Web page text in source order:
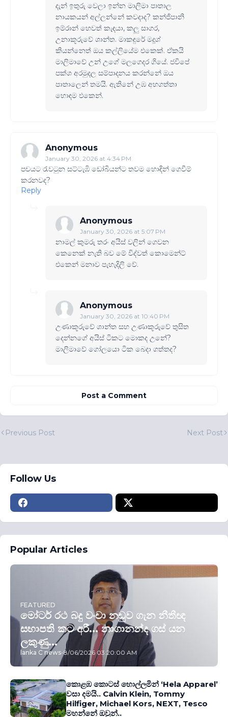
දැන් ඉතුරු වෙලා ඉන්න මාලිමා පාතාල
නායකයන් අල්ලන්නේ කවදාද? කන්ජිපානි
ඉම්රාන් හෙවත් කැඳයා, කලු සාගර,
උනාකූරුවේ ශාන්ත. මාකඳුරේ මදූශ්
කියන්නෙත් ඔය කල්ලියේම එකෙක්. ඒකයි
මාලිමාවේ උන් උගේ මලගෙදර ගියේ. ජවිපේ
පක්ශ අරමුදල සම්පාදනය කරන්නේ ඔය
පාතාලෙන් තමයි. ඇතිනේ උඹ අහගත්තා
හොඳම එකෙන්.
Anonymous
January 30, 2026 at 4:34 PM
පචයට රැවටුන සට්ටැඹි ඩෝබියන්ට තවම හොඳින් ගෙවීම්
කරනවද?
Reply
Anonymous
January 30, 2026 at 5:07 PM
නාමල් කුමරු තරං අයිස් වලින් ගෙවන
කෙනෙක් නැති බව මේ විද්වත් කොමෙන්ට්
එකෙන් මනාව පැහැදිලි වේ.
Anonymous
January 30, 2026 at 10:40 PM
උණාකූරුවේ ශාන්ත සහ උණාකූරුවේ තුසිත
දෙන්නගේ අයිස් ටිකට මොකද උනේ?
මාලිමාවේ ගෝලයො ටික බෙදා ගත්තද?
Post a Comment
Previous Post Next Post
Follow Us
Popular Articles
FEATURED
මෝටර් රථ බදු වංචා නඩුව ගැන නීතීඥ
සභාපති කට අරී... නාගානන්ද ගස් යන
ලකුණු...
lanka C news-8/06/2026 03:20:00 AM
කොළඹ කොටස් හොල්ලමින් ‘Hela Apparel’
වසා දමයි.. Calvin Klein, Tommy
Hilfiger, Michael Kors, NEXT, Tesco
මහන්නේ ඔවුන්..